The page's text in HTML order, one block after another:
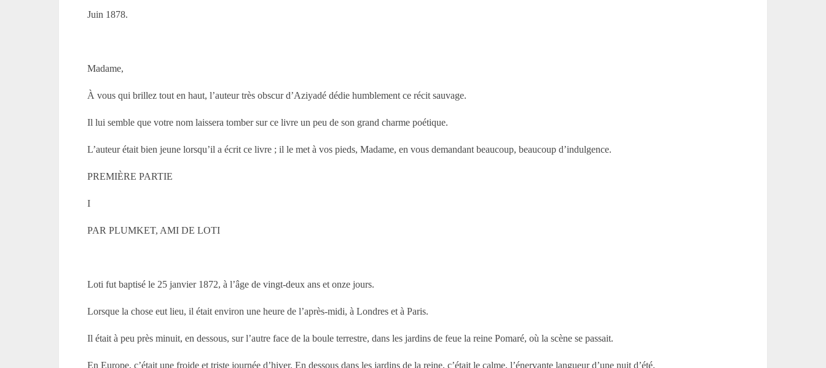
Juin 1878.
Madame,
À vous qui brillez tout en haut, l’auteur très obscur d’Aziyadé dédie humblement ce récit sauvage.
Il lui semble que votre nom laissera tomber sur ce livre un peu de son grand charme poétique.
L’auteur était bien jeune lorsqu’il a écrit ce livre ; il le met à vos pieds, Madame, en vous demandant beaucoup, beaucoup d’indulgence.
PREMIÈRE PARTIE
I
PAR PLUMKET, AMI DE LOTI
Loti fut baptisé le 25 janvier 1872, à l’âge de vingt-deux ans et onze jours.
Lorsque la chose eut lieu, il était environ une heure de l’après-midi, à Londres et à Paris.
Il était à peu près minuit, en dessous, sur l’autre face de la boule terrestre, dans les jardins de feue la reine Pomaré, où la scène se passait.
En Europe, c’était une froide et triste journée d’hiver. En dessous dans les jardins de la reine, c’était le calme, l’énervante langueur d’une nuit d’été.